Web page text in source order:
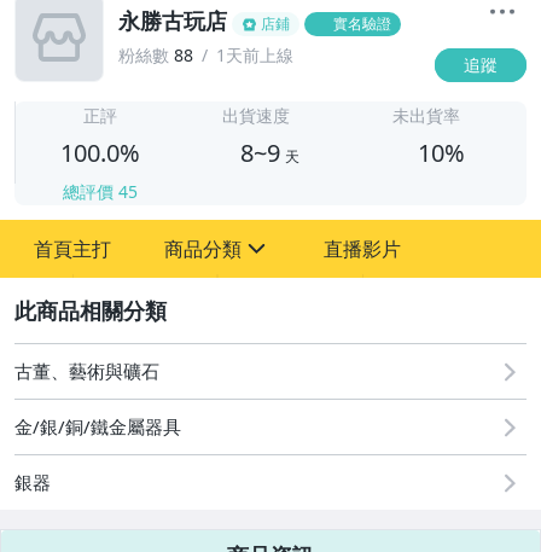
永勝古玩店 店鋪 實名驗證
粉絲數 88 1天前上線 追蹤
正評
100.0%
總評價 45
出貨速度
8~9 天
未出貨率
10%
首頁主打 商品分類
其它
直播影片
古董、藝術與礦石
金/銀/銅/鐵金屬器具
銀器